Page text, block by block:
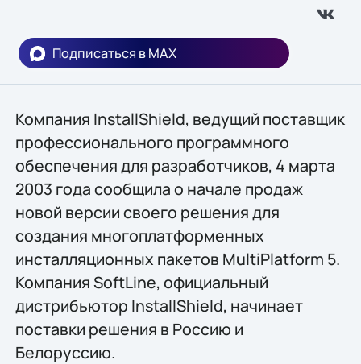
Подписаться в MAX
Компания InstallShield, ведущий поставщик
профессионального программного
обеспечения для разработчиков, 4 марта
2003 года сообщила о начале продаж
новой версии своего решения для
создания многоплатформенных
инсталляционных пакетов MultiPlatform 5.
Компания SoftLine, официальный
дистрибьютор InstallShield, начинает
поставки решения в Россию и
Белоруссию.